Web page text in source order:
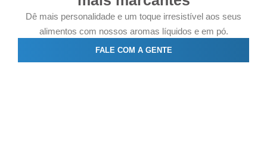
Dê mais personalidade e um toque irresistível aos seus
alimentos com nossos aromas líquidos e em pó.
FALE COM A GENTE